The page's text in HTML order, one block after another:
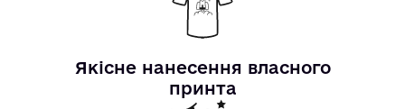
Якісне нанесення власного
принта